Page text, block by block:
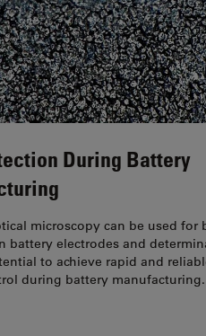
During Battery
microscopy can be used for
battery electrodes and
to achieve rapid and
during battery manufacturing.